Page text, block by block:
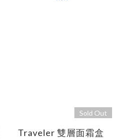
Sold Out
Traveler 雙層面霜盒